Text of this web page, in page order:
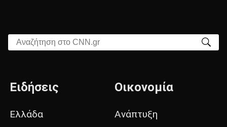
Αναζήτηση στο CNN.gr
Ειδήσεις
Ελλάδα
Οικονομία
Ανάπτυξη